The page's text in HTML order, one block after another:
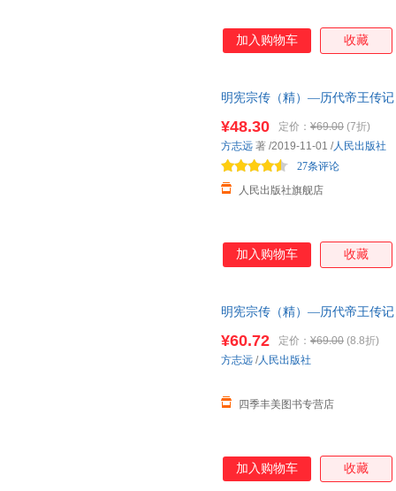
加入购物车 收藏
明宪宗传（精）—历代帝王传
¥48.30 定价： ¥69.00 (7折)
人民出版社旗舰店
27条评论
方志远 著 /2019-11-01 /人民出版社
加入购物车 收藏
明宪宗传（精）—历代帝王传
¥60.72 定价： ¥69.00 (8.8折)
四季丰美图书专营店
方志远 /人民出版社
加入购物车 收藏